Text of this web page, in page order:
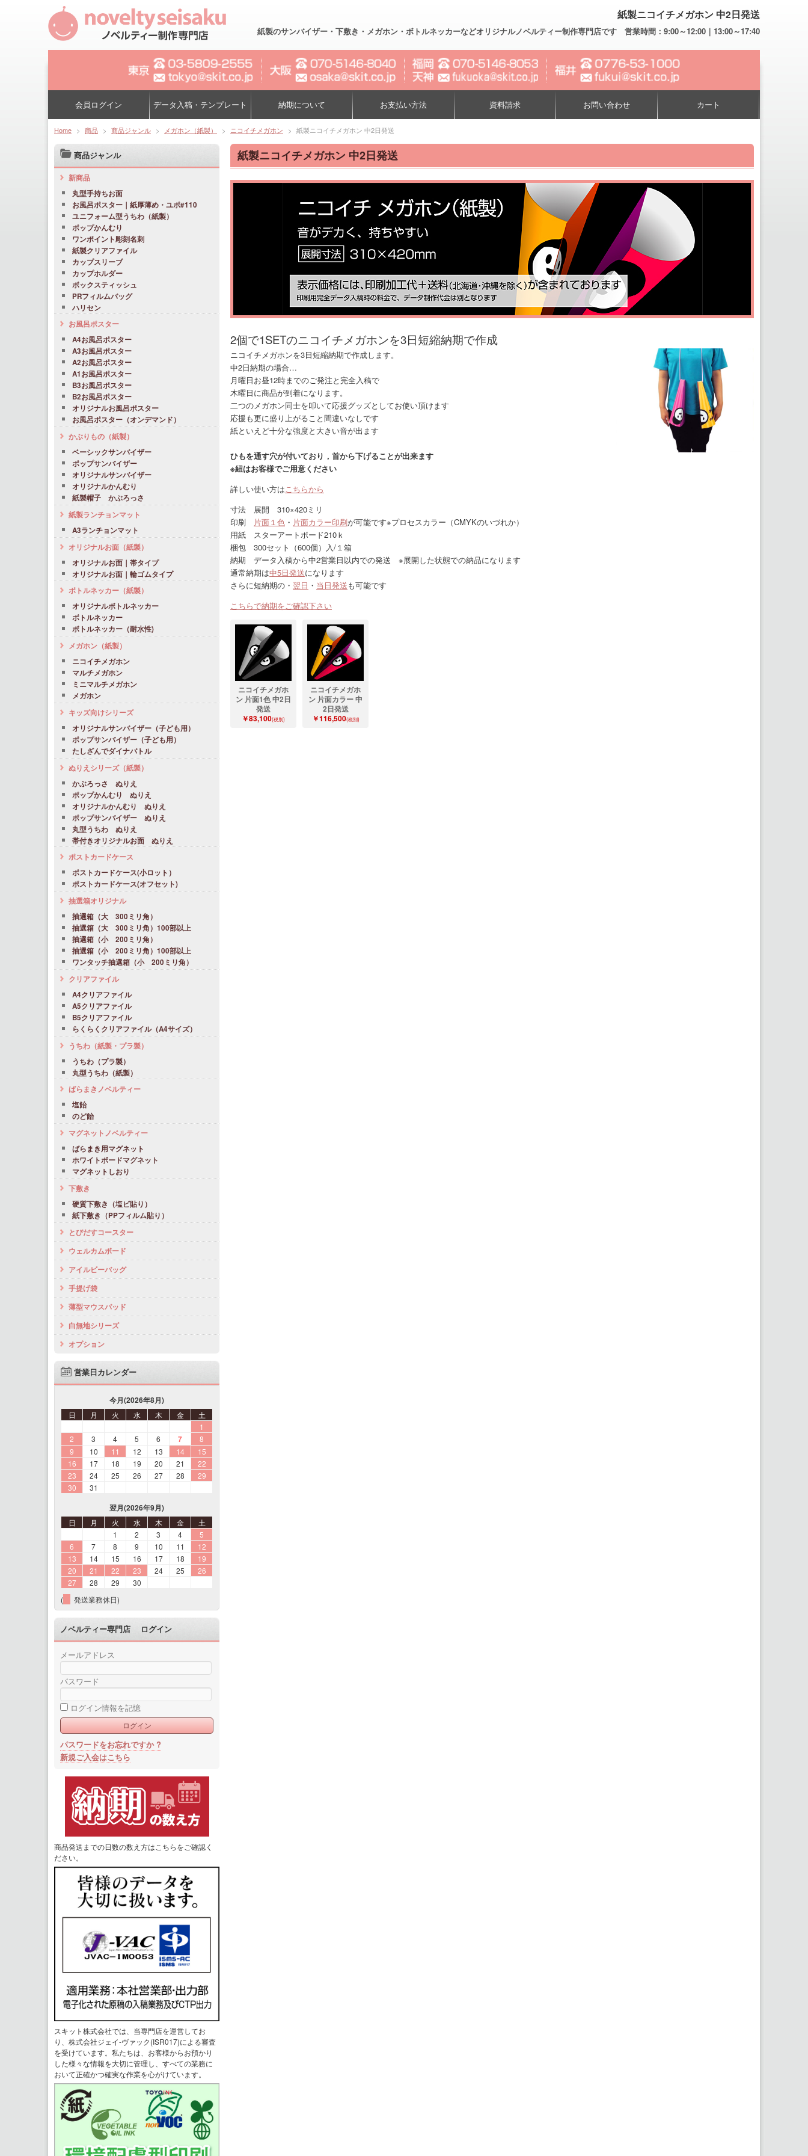
紙製ニコイチメガホン 中2日発送
紙製のサンバイザー・下敷き・メガホン・ボトルネッカーなどオリジナルノベルティー制作専門店です 営業時間：9:00～12:00｜13:00～17:40
会員ログイン データ入稿・テンプレート 納期について お支払い方法 資料請求 お問い合わせ カート
Home > 商品 > 商品ジャンル > メガホン（紙製） > ニコイチメガホン > 紙製ニコイチメガホン 中2日発送
紙製ニコイチメガホン 中2日発送
2個で1SETのニコイチメガホンを3日短縮納期で作成
ニコイチメガホンを3日短縮納期で作成します。
中2日納期の場合…
月曜日お昼12時までのご発注と完全入稿で
木曜日に商品が到着になります。
二つのメガホン同士を叩いて応援グッズとしてお使い頂けます
応援も更に盛り上がること間違いなしです
紙といえど十分な強度と大きい音が出ます
ひもを通す穴が付いており，首から下げることが出来ます
※紐はお客様でご用意ください
詳しい使い方は こちらから
寸法 展開 310×420ミリ
印刷
片面１色 ・ 片面カラー印刷が可能です※プロセスカラー（CMYKのいづれか）
用紙 スターアートボード210ｋ
梱包 300セット（600個）入/１箱
納期 データ入稿から中2営業日以内での発送 ※展開した状態での納品になります
通常納期は中5日発送になります
さらに短納期の・ 翌日 ・ 当日発送も可能です
こちらで納期をご確認下さい
ニコイチメガホ
ン 片面1色 中2日
発送
￥83,100(税別)
ニコイチメガホ
ン 片面カラー 中
2日発送
￥116,500(税別)
商品ジャンル
新商品
丸型手持ちお面
お風呂ポスター｜紙厚薄め・ユポ#110
ユニフォーム型うちわ（紙製）
ポップかんむり
ワンポイント彫刻名刺
紙製クリアファイル
カップスリーブ
カップホルダー
ボックスティッシュ
PRフィルムバッグ
ハリセン
お風呂ポスター
A4お風呂ポスター
A3お風呂ポスター
A2お風呂ポスター
A1お風呂ポスター
B3お風呂ポスター
B2お風呂ポスター
オリジナルお風呂ポスター
お風呂ポスター（オンデマンド）
かぶりもの（紙製）
ベーシックサンバイザー
ポップサンバイザー
オリジナルサンバイザー
オリジナルかんむり
紙製帽子 かぶろっさ
紙製ランチョンマット
A3ランチョンマット
オリジナルお面（紙製）
オリジナルお面｜帯タイプ
オリジナルお面｜輪ゴムタイプ
ボトルネッカー（紙製）
オリジナルボトルネッカー
ボトルネッカー
ボトルネッカー（耐水性)
メガホン（紙製）
ニコイチメガホン
マルチメガホン
ミニマルチメガホン
メガホン
キッズ向けシリーズ
オリジナルサンバイザー（子ども用）
ポップサンバイザー（子ども用）
たしざんでダイナバトル
ぬりえシリーズ（紙製）
かぶろっさ ぬりえ
ポップかんむり ぬりえ
オリジナルかんむり ぬりえ
ポップサンバイザー ぬりえ
丸型うちわ ぬりえ
帯付きオリジナルお面 ぬりえ
ポストカードケース
ポストカードケース(小ロット）
ポストカードケース(オフセット)
抽選箱オリジナル
抽選箱（大 300ミリ角）
抽選箱（大 300ミリ角）100部以上
抽選箱（小 200ミリ角）
抽選箱（小 200ミリ角）100部以上
ワンタッチ抽選箱（小 200ミリ角）
クリアファイル
A4クリアファイル
A5クリアファイル
B5クリアファイル
らくらくクリアファイル（A4サイズ）
うちわ（紙製・プラ製）
うちわ（プラ製）
丸型うちわ（紙製）
ばらまきノベルティー
塩飴
のど飴
マグネットノベルティー
ばらまき用マグネット
ホワイトボードマグネット
マグネットしおり
下敷き
硬質下敷き（塩ビ貼り）
紙下敷き（PPフィルム貼り）
とびだすコースター
ウェルカムボード
アイルビーバッグ
手提げ袋
薄型マウスパッド
白無地シリーズ
オプション
営業日カレンダー
今月(2026年8月)
日 月 火 水 木 金
土
1
2
3 4 5 6 7
8
9
10 11 12 13 14
15
16
17 18 19 20 21
22
23
24 25 26 27 28
29
30
31
翌月(2026年9月)
日 月 火 水 木 金
土
1
2 3 4
5
6
7 8 9 10 11
12
13
14 15 16 17 18
19
20
21 22 23 24 25
26
27
28 29
30
(
発送業務休日)
ノベルティー専門店 ログイン
メールアドレス
パスワード
ログイン情報を記憶
パスワードをお忘れですか ?
新規ご入会はこちら
商品発送までの日数の数え方はこちらをご確認く
ださい。
スキット株式会社では、当専門店を運営してお
り、株式会社ジェイ-ヴァック(ISR017)による審査
を受けています。私たちは、お客様からお預かり
した様々な情報を大切に管理し、すべての業務に
おいて正確かつ確実な作業を心がけています。